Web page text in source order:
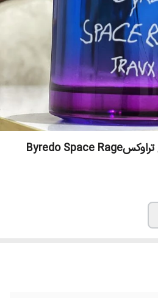
ادکلن بایردو اسپیس ریچ تراوکسByredo Space Rage